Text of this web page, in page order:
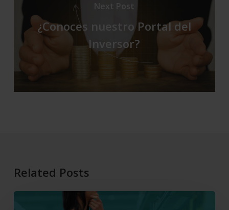
Next Post
¿Conoces nuestro Portal del
Inversor?
Related Posts